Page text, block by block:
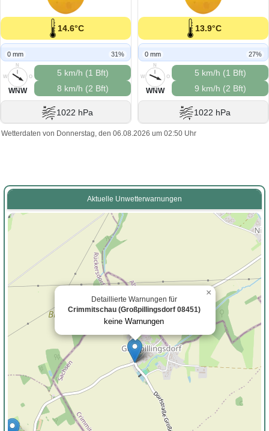
14.6°C
0 mm 31%
N
O
S
W
WNW
5 km/h (1 Bft)
8 km/h (2 Bft)
1022 hPa
13.9°C
0 mm 27%
N
O
S
W
WNW
5 km/h (1 Bft)
9 km/h (2 Bft)
1022 hPa
Wetterdaten von Donnerstag, den 06.08.2026 um 02:50 Uhr
Aktuelle Unwetterwarnungen
Detaillierte Warnungen für
Crimmitschau (Großpillingsdorf 08451)
keine Warnungen
×